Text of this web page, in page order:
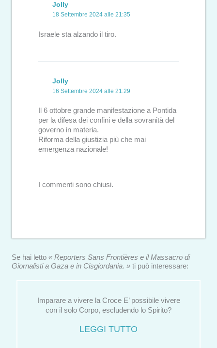
Jolly
18 Settembre 2024 alle 21:35
Israele sta alzando il tiro.
Jolly
16 Settembre 2024 alle 21:29
Il 6 ottobre grande manifestazione a Pontida
per la difesa dei confini e della sovranità del
governo in materia.
Riforma della giustizia più che mai
emergenza nazionale!
I commenti sono chiusi.
Se hai letto « Reporters Sans Frontières e il Massacro di
Giornalisti a Gaza e in Cisgiordania. » ti può interessare:
Imparare a vivere la Croce E’ possibile vivere
con il solo Corpo, escludendo lo Spirito?
LEGGI TUTTO